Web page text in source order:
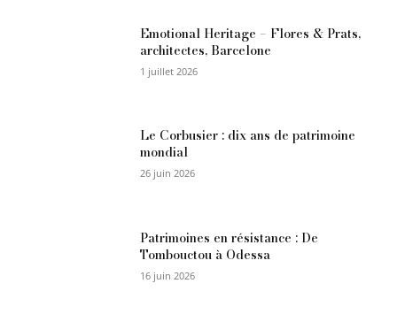
Emotional Heritage – Flores & Prats,
architectes, Barcelone
1 juillet 2026
Le Corbusier : dix ans de patrimoine
mondial
26 juin 2026
Patrimoines en résistance : De
Tombouctou à Odessa
16 juin 2026